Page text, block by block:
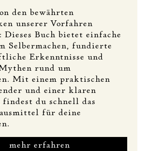
den bewährten
unserer Vorfahren
Buch bietet einfache
Selbermachen, fundierte
Erkenntnisse und
rund um
Mit einem praktischen
und einer klaren
du schnell das
für deine
mehr erfahren